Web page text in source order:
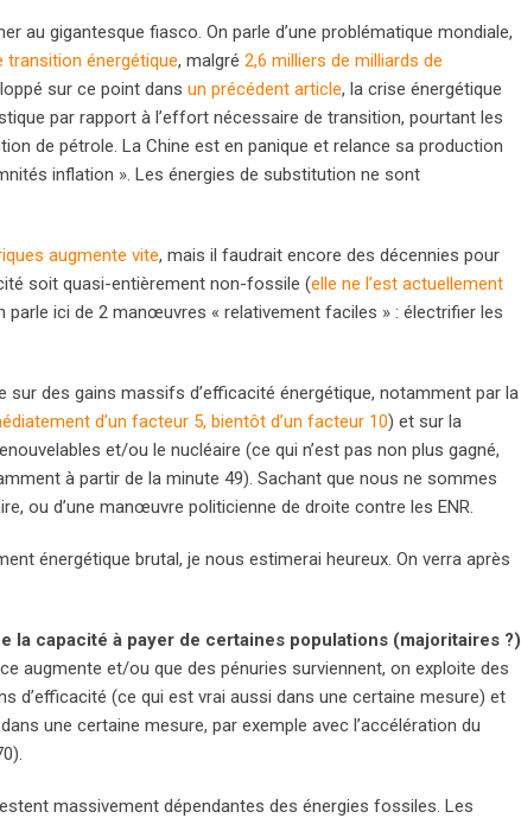
au gigantesque fiasco. On parle d’une problématique mondiale,
transition énergétique, malgré 2,6 milliers de milliards de
sur ce point dans un précédent article, la crise énergétique
par rapport à l’effort nécessaire de transition, pourtant les
de pétrole. La Chine est en panique et relance sa production
inflation ». Les énergies de substitution ne sont
augmente vite, mais il faudrait encore des décennies pour
soit quasi-entièrement non-fossile (elle ne l’est actuellement
parle ici de 2 manœuvres « relativement faciles » : électrifier les
des gains massifs d’efficacité énergétique, notamment par la
d’un facteur 5, bientôt d’un facteur 10) et sur la
et/ou le nucléaire (ce qui n’est pas non plus gagné,
à partir de la minute 49). Sachant que nous ne sommes
ou d’une manœuvre politicienne de droite contre les ENR.
énergétique brutal, je nous estimerai heureux. On verra après
la capacité à payer de certaines populations (majoritaires ?)
augmente et/ou que des pénuries surviennent, on exploite des
d’efficacité (ce qui est vrai aussi dans une certaine mesure) et
une certaine mesure, par exemple avec l’accélération du
massivement dépendantes des énergies fossiles. Les